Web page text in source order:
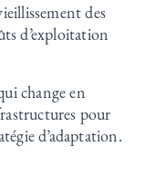
des
d’exploitation
change en
pour
d’adaptation.